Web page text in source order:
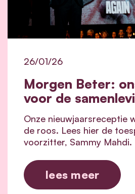
Morgen Beter:
voor de
26/01/26
Onze nieuwjaarsreceptie
de roos. Lees hier de
voorzitter, Sammy Mahdi.
lees meer